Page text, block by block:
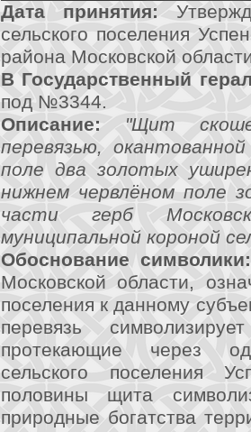
Дата принятия:
сельского поселения
района Московской
В Государственный
под №3344.
Описание:
"Щит
перевязью,
поле два золотых
нижнем червлёном поле
части герб
муниципальной короной
Обоснование символики:
Московской области,
поселения к данному
перевязь
протекающие через
сельского поселения
половины щита
природные богатства